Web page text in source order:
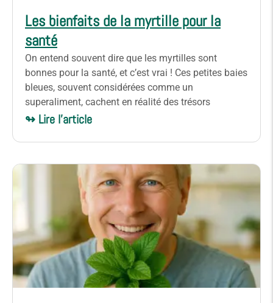
Les bienfaits de la myrtille pour la
santé
On entend souvent dire que les myrtilles sont
bonnes pour la santé, et c’est vrai ! Ces petites baies
bleues, souvent considérées comme un
superaliment, cachent en réalité des trésors
↬ Lire l'article